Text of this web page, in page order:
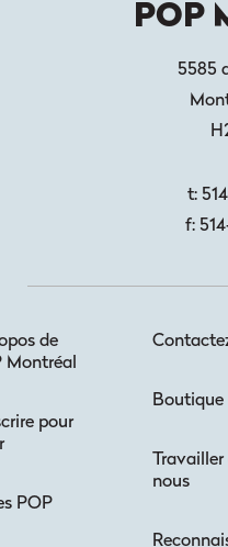
POP
5585
t:
f:
de
Montréal
pour
POP
Boutique
nous